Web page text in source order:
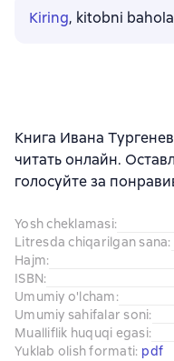
Kiring, kitobni
Книга Ивана
читать онлайн.
голосуйте за
Yosh cheklamasi:
Litresda chiqarilgan sana:
Hajm:
ISBN:
Umumiy o'lcham:
Umumiy sahifalar soni:
Mualliflik huquqi egasi:
Yuklab olish formati: pdf